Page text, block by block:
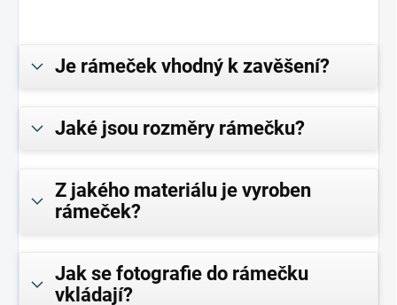
Je rámeček vhodný k zavěšení?
Jaké jsou rozměry rámečku?
Z jakého materiálu je vyroben
rámeček?
Jak se fotografie do rámečku
vkládají?